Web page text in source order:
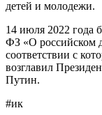
детей и молодежи.
14 июля 2022 года
ФЗ «О российском
соответствии с
возглавил
Путин.
#ик